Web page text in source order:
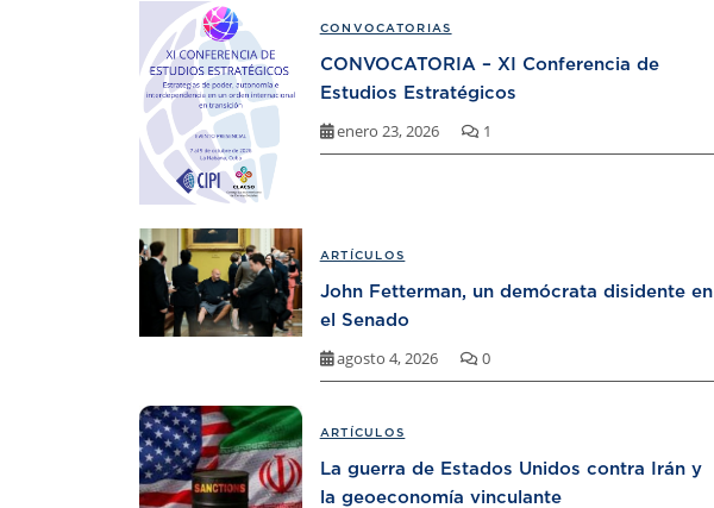
CONVOCATORIAS
CONVOCATORIA – XI Conferencia de
Estudios Estratégicos
enero 23, 2026 1
ARTÍCULOS
John Fetterman, un demócrata disidente en
el Senado
agosto 4, 2026 0
ARTÍCULOS
La guerra de Estados Unidos contra Irán y
la geoeconomía vinculante